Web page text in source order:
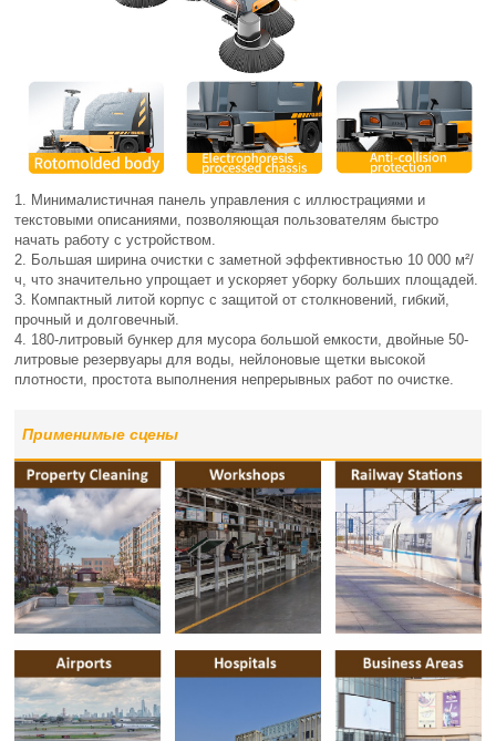
1. Минималистичная панель управления с иллюстрациями и
текстовыми описаниями, позволяющая пользователям быстро
начать работу с устройством.
2. Большая ширина очистки с заметной эффективностью 10 000 м²/
ч, что значительно упрощает и ускоряет уборку больших площадей.
3. Компактный литой корпус с защитой от столкновений, гибкий,
прочный и долговечный.
4. 180-литровый бункер для мусора большой емкости, двойные 50-
литровые резервуары для воды, нейлоновые щетки высокой
плотности, простота выполнения непрерывных работ по очистке.
Применимые сцены